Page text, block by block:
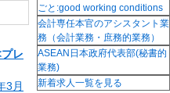
レ
3月
ごと:good working conditions
会計専任本官のアシスタント業
務（会計業務・庶務的業務）
ASEAN日本政府代表部(秘書的
業務)
新着求人一覧を見る